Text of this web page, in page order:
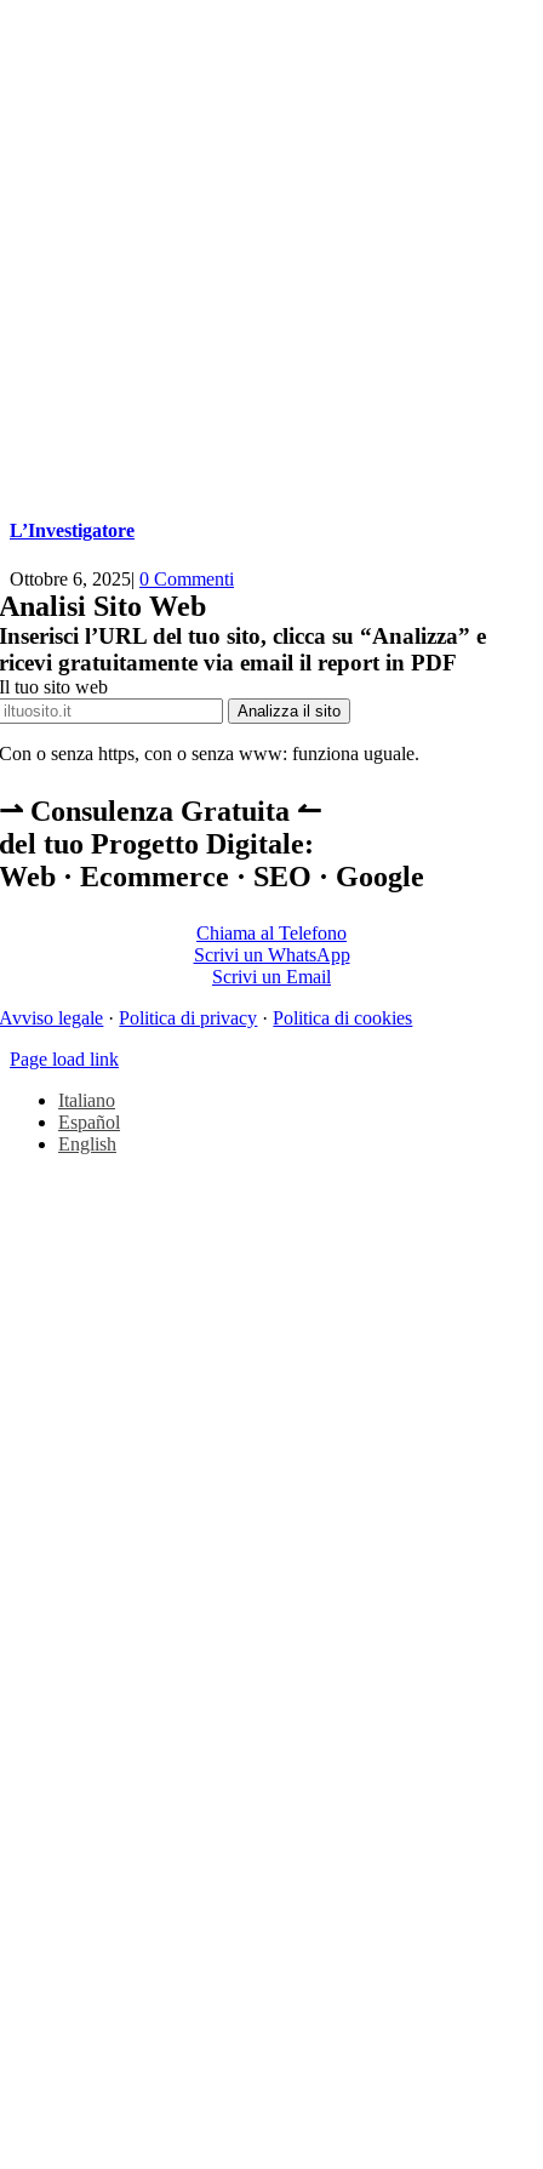
L’Investigatore
Ottobre 6, 2025| 0 Commenti
Analisi Sito Web
Inserisci l’URL del tuo sito, clicca su “Analizza” e
ricevi gratuitamente via email il report in PDF
Il tuo sito web
Analizza il sito
Con o senza https, con o senza www: funziona uguale.
⇀ Consulenza Gratuita ↼
del tuo Progetto Digitale:
Web · Ecommerce · SEO · Google
Chiama al Telefono
Scrivi un WhatsApp
Scrivi un Email
Avviso legale ·Politica di privacy ·Politica di cookies
Page load link
Italiano
Español
English